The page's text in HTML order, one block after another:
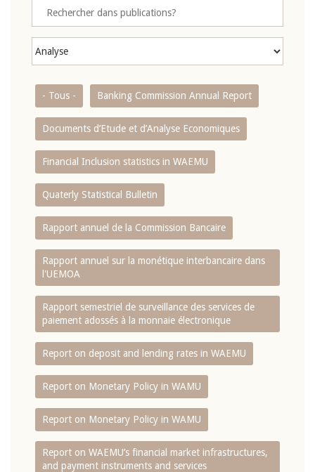
- Tous - Banking Commission Annual Report
Documents d’Etude et d’Analyse Economiques
Financial Inclusion statistics in WAEMU
Quaterly Statistical Bulletin
Rapport annuel de la Commission Bancaire
Rapport annuel sur la monétique interbancaire dans
l'UEMOA
Rapport semestriel de surveillance des services de
paiement adossés à la monnaie électronique
Report on deposit and lending rates in WAEMU
Report on Monetary Policy in WAMU
Report on Monetary Policy in WAMU
Report on WAEMU’s financial market infrastructures,
and payment instruments and services